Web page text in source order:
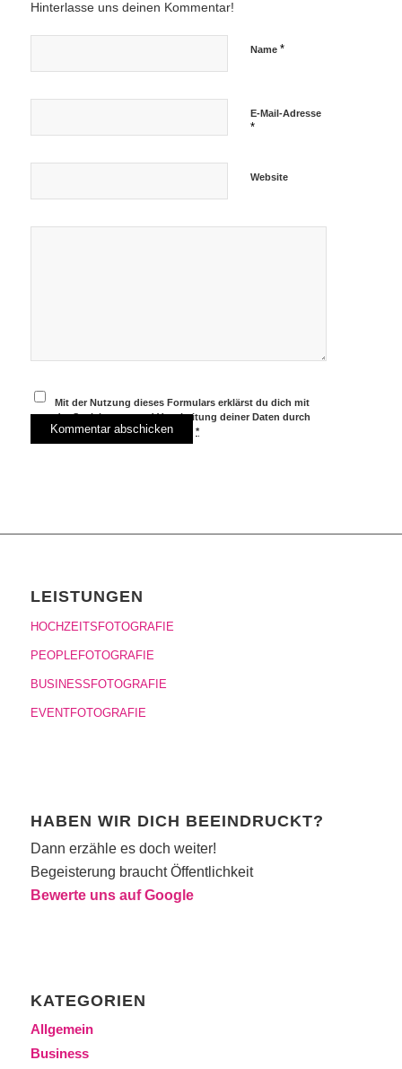
Hinterlasse uns deinen Kommentar!
Name *
E-Mail-Adresse
*
Website
Mit der Nutzung dieses Formulars erklärst du dich mit
der Speicherung und Verarbeitung deiner Daten durch
diese Website einverstanden.*
LEISTUNGEN
HOCHZEITSFOTOGRAFIE
PEOPLEFOTOGRAFIE
BUSINESSFOTOGRAFIE
EVENTFOTOGRAFIE
HABEN WIR DICH BEEINDRUCKT?
Dann erzähle es doch weiter!
Begeisterung braucht Öffentlichkeit
Bewerte uns auf Google
KATEGORIEN
Allgemein
Business